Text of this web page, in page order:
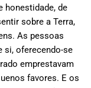
honestidade, de
sobre a Terra,
As pessoas
si, oferecendo-se
emprestavam
favores. E os